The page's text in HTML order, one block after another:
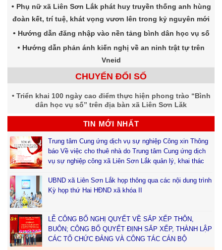
Phụ nữ xã Liên Sơn Lắk phát huy truyền thống anh hùng
đoàn kết, trí tuệ, khát vọng vươn lên trong kỷ nguyên mới
Hướng dẫn đăng nhập vào nền tảng bình dân học vụ số
Hướng dẫn phản ánh kiến nghị về an ninh trật tự trên
Vneid
CHUYỂN ĐỔI SỐ
Triển khai 100 ngày cao điểm thực hiện phong trào “Bình
dân học vụ số” trên địa bàn xã Liên Sơn Lăk
TIN MỚI NHẤT
Trung tâm Cung ứng dịch vụ sự nghiệp Công xin Thông
báo Về việc cho thuê nhà do Trung tâm Cung ứng dịch
vụ sự nghiệp công xã Liên Sơn Lắk quản lý, khai thác
UBND xã Liên Sơn Lắk họp thông qua các nội dung trình
Kỳ họp thứ Hai HĐND xã khóa II
LỄ CÔNG BỐ NGHỊ QUYẾT VỀ SẮP XẾP THÔN,
BUÔN; CÔNG BỐ QUYẾT ĐỊNH SẮP XẾP, THÀNH LẬP
CÁC TỔ CHỨC ĐẢNG VÀ CÔNG TÁC CÁN BỘ